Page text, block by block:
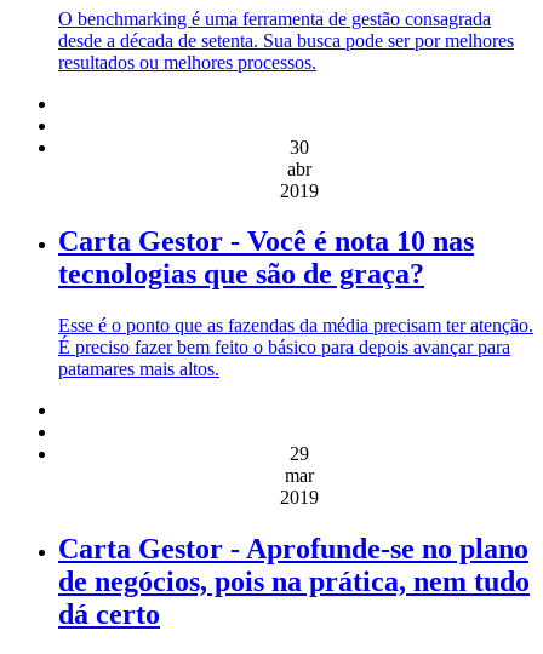
O benchmarking é uma ferramenta de gestão consagrada
desde a década de setenta. Sua busca pode ser por melhores
resultados ou melhores processos.
30
abr
2019
Carta Gestor - Você é nota 10 nas
tecnologias que são de graça?
Esse é o ponto que as fazendas da média precisam ter atenção.
É preciso fazer bem feito o básico para depois avançar para
patamares mais altos.
29
mar
2019
Carta Gestor - Aprofunde-se no plano
de negócios, pois na prática, nem tudo
dá certo